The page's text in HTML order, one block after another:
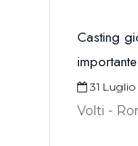
Casting
31
Volti -